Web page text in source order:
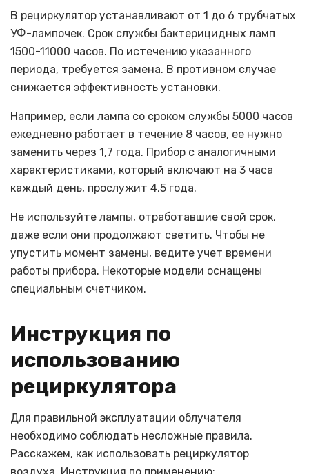
В рециркулятор устанавливают от 1 до 6 трубчатых
УФ-лампочек. Срок службы бактерицидных ламп
1500-11000 часов. По истечению указанного
периода, требуется замена. В противном случае
снижается эффективность установки.
Например, если лампа со сроком службы 5000 часов
ежедневно работает в течение 8 часов, ее нужно
заменить через 1,7 года. Прибор с аналогичными
характеристиками, который включают на 3 часа
каждый день, прослужит 4,5 года.
Не используйте лампы, отработавшие свой срок,
даже если они продолжают светить. Чтобы не
упустить момент замены, ведите учет времени
работы прибора. Некоторые модели оснащены
специальным счетчиком.
Инструкция по
использованию
рециркулятора
Для правильной эксплуатации облучателя
необходимо соблюдать несложные правила.
Расскажем, как использовать рециркулятор